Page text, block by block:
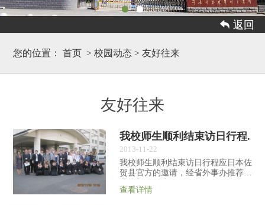
 返回
您的位置： 首页 >校园动态 >友好往来
友好往来
我校师生顺利结束访日行程.
2013-11-22
我校师生顺利结束访日行程应日本佐
贺县官方的邀请，经省外事办推荐，
开展了为期四天的访日交流活动。
查看详情